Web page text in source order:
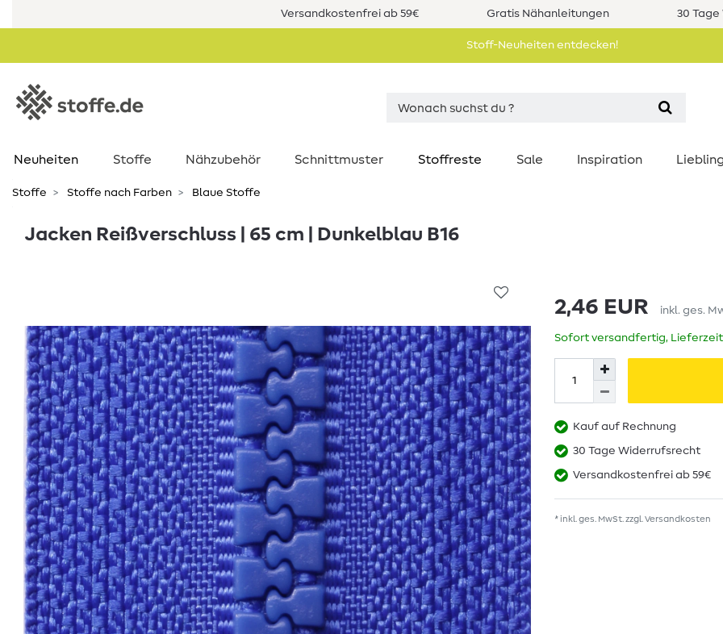
Versandkostenfrei ab 59€ Gratis Nähanleitungen 30
Stoff-Neuheiten entdecken!
Neuheiten Stoffe Nähzubehör Schnittmuster Stoffreste Sale Inspiration
Stoffe Stoffe nach Farben Blaue Stoffe
Jacken Reißverschluss | 65 cm | Dunkelblau B16
2,46 EUR inkl. ges.
Sofort versandfertig,
Kauf auf Rechnung
30 Tage Widerrufsrecht
Versandkostenfrei ab 59€
* inkl. ges. MwSt. zzgl. Versandkosten